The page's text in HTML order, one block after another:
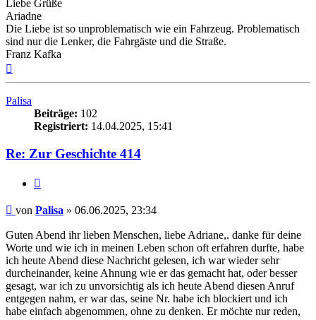
Liebe Grüße
Ariadne
Die Liebe ist so unproblematisch wie ein Fahrzeug. Problematisch
sind nur die Lenker, die Fahrgäste und die Straße.
Franz Kafka
Palisa
Beiträge: 102
Registriert: 14.04.2025, 15:41
Re: Zur Geschichte 414
Beitrag
von Palisa » 06.06.2025, 23:34
Guten Abend ihr lieben Menschen, liebe Adriane,. danke für deine
Worte und wie ich in meinen Leben schon oft erfahren durfte, habe
ich heute Abend diese Nachricht gelesen, ich war wieder sehr
durcheinander, keine Ahnung wie er das gemacht hat, oder besser
gesagt, war ich zu unvorsichtig als ich heute Abend diesen Anruf
entgegen nahm, er war das, seine Nr. habe ich blockiert und ich
habe einfach abgenommen, ohne zu denken. Er möchte nur reden,